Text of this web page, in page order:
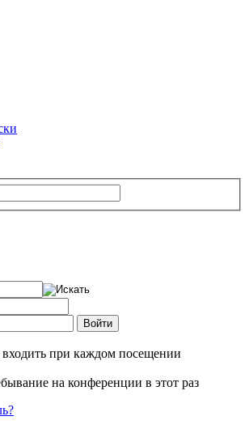
при каждом посещении
на конференции в этот раз